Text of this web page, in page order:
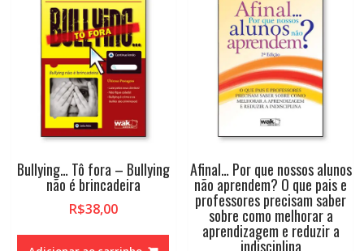
Bullying… Tô fora – Bullying
não é brincadeira
R$38,00
Afinal… Por que nossos alunos
não aprendem? O que pais e
professores precisam saber
sobre como melhorar a
aprendizagem e reduzir a
indisciplina